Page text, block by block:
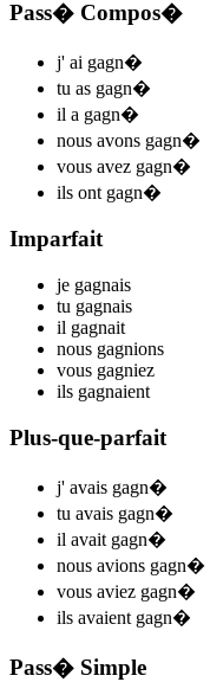
Pass� Compos�
j' ai gagn�
tu as gagn�
il a gagn�
nous avons gagn�
vous avez gagn�
ils ont gagn�
Imparfait
je gagnais
tu gagnais
il gagnait
nous gagnions
vous gagniez
ils gagnaient
Plus-que-parfait
j' avais gagn�
tu avais gagn�
il avait gagn�
nous avions gagn�
vous aviez gagn�
ils avaient gagn�
Pass� Simple